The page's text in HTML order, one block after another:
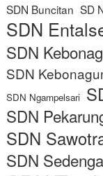
SDN Buncitan SD
SDN
SDN
SDN
SDN Ngampelsari
SDN
SDN
SDN